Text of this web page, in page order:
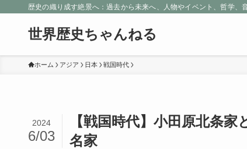
歴史の織り成す絶景へ：過去から未来へ、人物やイベント、哲学
世界歴史ちゃんねる
ホーム アジア 日本 戦国時代
【戦国時代】小田原北条
名家
2024
6/03